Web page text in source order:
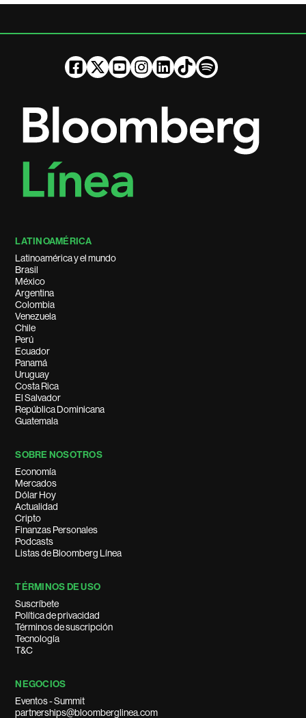
LATINOAMÉRICA
Latinoamérica y el mundo
Brasil
México
Argentina
Colombia
Venezuela
Chile
Perú
Ecuador
Panamá
Uruguay
Costa Rica
El Salvador
República Dominicana
Guatemala
SOBRE NOSOTROS
Economía
Mercados
Dólar Hoy
Actualidad
Cripto
Finanzas Personales
Podcasts
Listas de Bloomberg Línea
TÉRMINOS DE USO
Suscríbete
Política de privacidad
Términos de suscripción
Tecnología
T&C
NEGOCIOS
Eventos - Summit
partnerships@bloomberglinea.com